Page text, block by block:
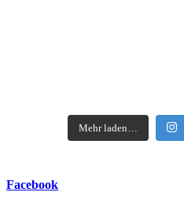
Mehr laden…
Facebook